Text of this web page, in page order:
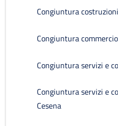
Congiuntura costruzioni
Congiuntura commercio
Congiuntura servizi e
Congiuntura servizi e
Cesena